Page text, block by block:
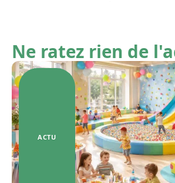
Ne ratez rien de
ACTU